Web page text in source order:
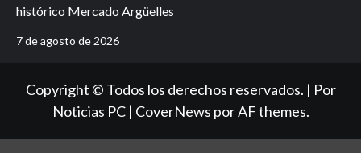
histórico Mercado Argüelles
7 de agosto de 2026
Copyright © Todos los derechos reservados. | Por
Noticias PC | CoverNews por AF themes.